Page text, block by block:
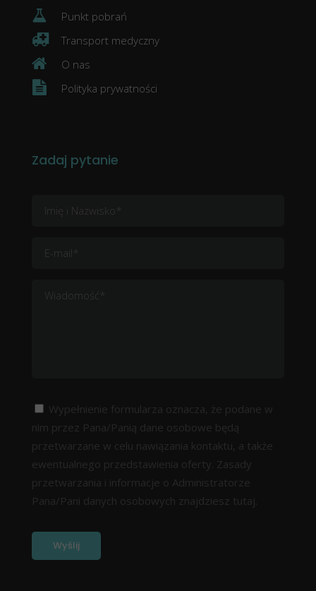
Punkt pobrań
Transport medyczny
O nas
Polityka prywatności
Zadaj pytanie
Wypełnienie formularza oznacza, że podane w
nim przez Pana/Panią dane osobowe będą
przetwarzane w celu nawiązania kontaktu, a także
ewentualnego przedstawienia oferty. Zasady
przetwarzania i informacje o Administratorze
Pana/Pani danych osobowych znajdziesz tutaj.